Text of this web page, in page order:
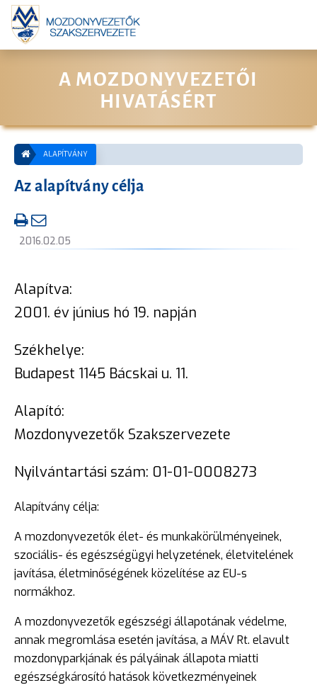
A MOZDONYVEZETŐI
HIVATÁSÉRT
ALAPÍTVÁNY
Az alapítvány célja
2016.02.05
Alapítva:
2001. év június hó 19. napján
Székhelye:
Budapest 1145 Bácskai u. 11.
Alapító:
Mozdonyvezetők Szakszervezete
Nyilvántartási szám: 01-01-0008273
Alapítvány célja:
A mozdonyvezetők élet- és munkakörülményeinek,
szociális- és egészségügyi helyzetének, életvitelének
javítása, életminőségének közelítése az EU-s
normákhoz.
A mozdonyvezetők egészségi állapotának védelme,
annak megromlása esetén javítása, a MÁV Rt. elavult
mozdonyparkjának és pályáinak állapota miatti
egészségkárosító hatások következményeinek